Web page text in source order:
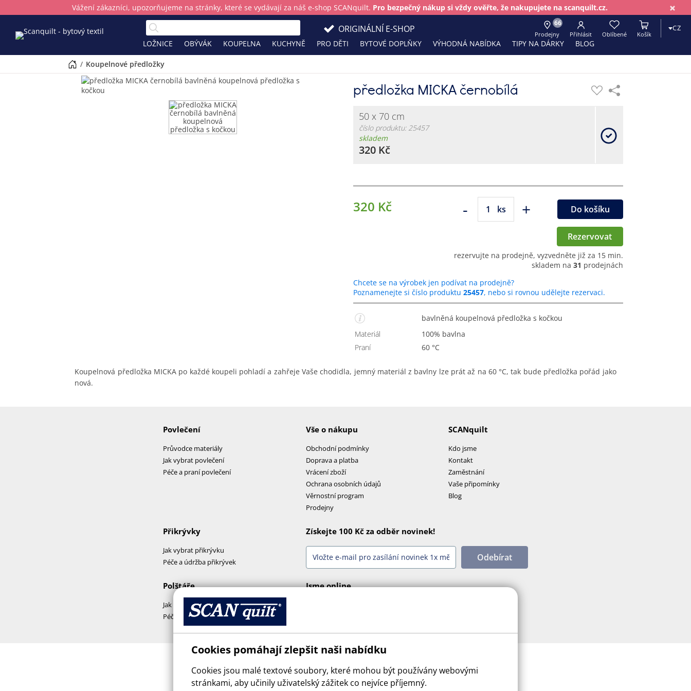
×
Vážení zákazníci, upozorňujeme na stránky, které se vydávají za náš e-shop SCANquilt. Pro bezpečný nákup si vždy ověřte, že nakupujete na scanquilt.cz.
LOŽNICE OBÝVÁK KOUPELNA KUCHYNĚ PRO DĚTI BYTOVÉ DOPLŇKY VÝHODNÁ NABÍDKA TIPY NA DÁRKY BLOG
66
Prodejny Přihlásit Oblíbené Košík
CZ
ORIGINÁLNÍ E-SHOP
/ koupelnové předložky
předložka MICKA černobílá
50 x 70 cm
číslo produktu: 25457
skladem
320 Kč
320 Kč - ks + Do košíku
Rezervovat
rezervujte na prodejně, vyzvedněte již za 15 min.
skladem na 31 prodejnách
Chcete se na výrobek jen podívat na prodejně?
Poznamenejte si číslo produktu 25457, nebo si rovnou udělejte rezervaci.
bavlněná koupelnová předložka s kočkou
Materiál
100% bavlna
Praní
60 °C
Koupelnová předložka MICKA po každé koupeli pohladí a zahřeje Vaše chodidla, jemný materiál z bavlny lze prát až na 60 °C, tak bude předložka pořád jako
nová.
Povlečení
Průvodce materiály
Jak vybrat povlečení
Péče a praní povlečení
Vše o nákupu
Obchodní podmínky
Doprava a platba
Vrácení zboží
Ochrana osobních údajů
Věrnostní program
Prodejny
SCANquilt
Kdo jsme
Kontakt
Zaměstnání
Vaše připomínky
Blog
Přikrývky
Jak vybrat přikrývku
Péče a údržba přikrývek
Polštáře
Jak vybrat polštář
Péče a praní polštářů
Získejte 100 Kč za odběr novinek!
Odebírat
Jsme online
Cookies pomáhají zlepšit naši nabídku
Cookies jsou malé textové soubory, které mohou být používány webovými
stránkami, aby učinily uživatelský zážitek co nejvíce příjemný.